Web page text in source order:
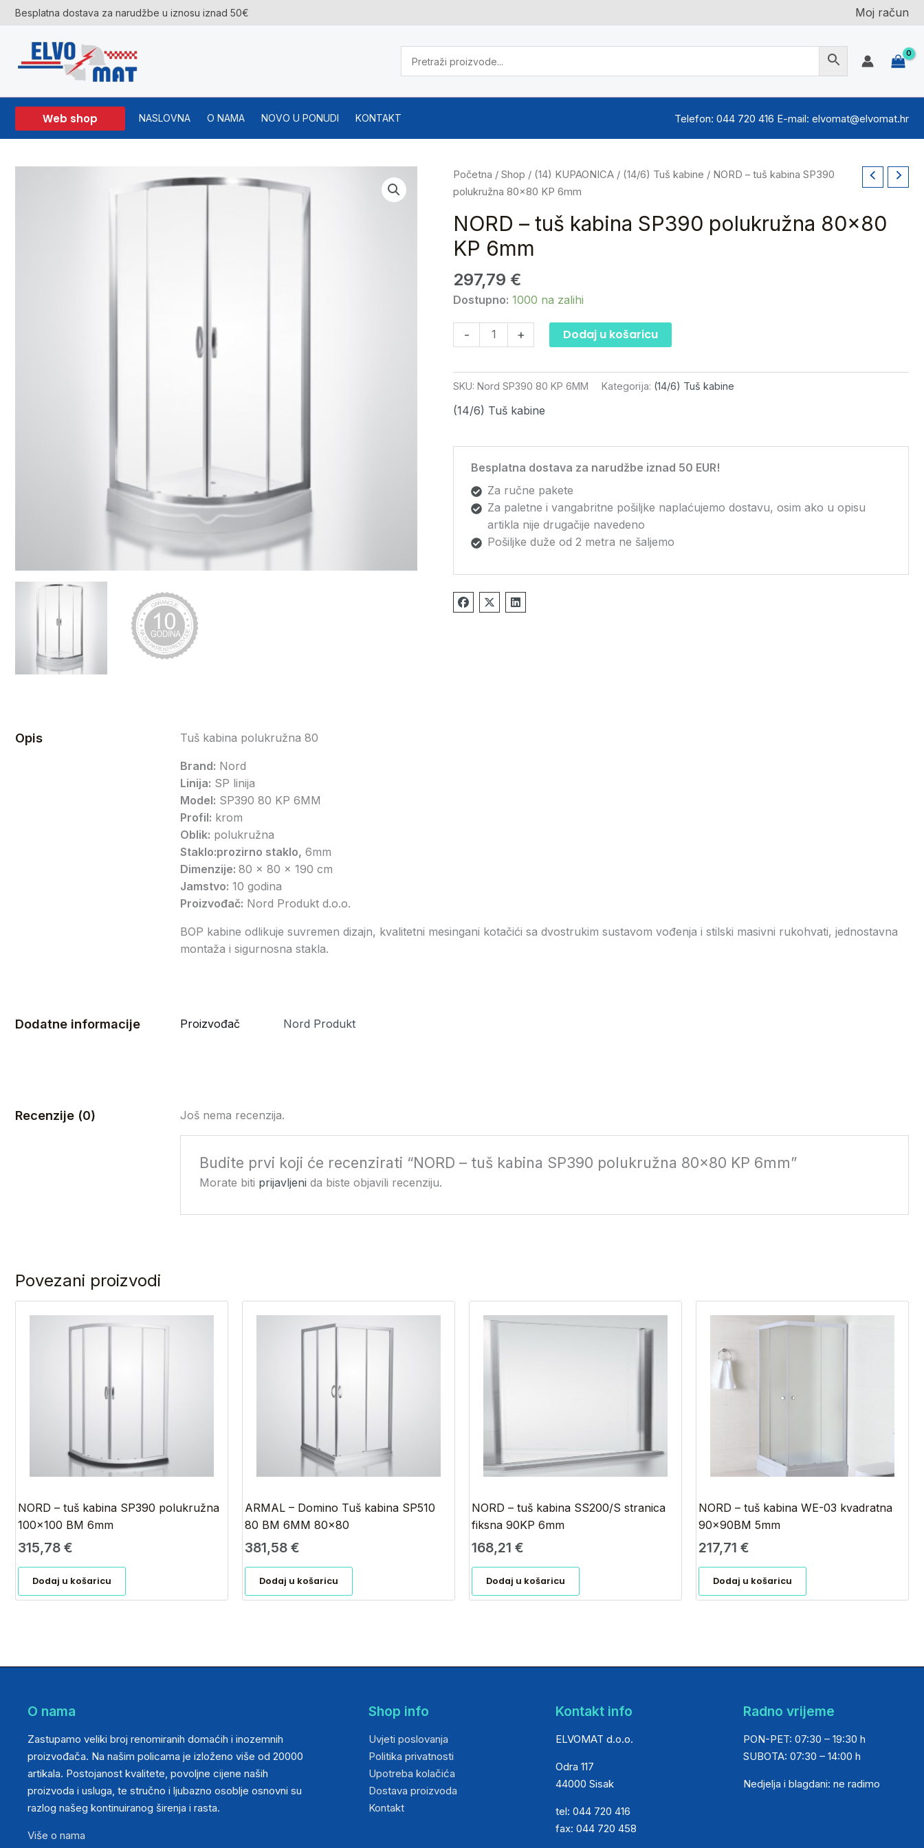
Skip
to
content
Besplatna dostava za narudžbe u iznosu iznad 50€ Moj račun
Web shop NASLOVNA O NAMA NOVO U PONUDI KONTAKT Telefon: 044 720 416 E-mail: elvomat@elvomat.hr
Početna / Shop / (14) KUPAONICA / (14/6) Tuš kabine / NORD – tuš kabina SP390
polukružna 80×80 KP 6mm
NORD – tuš kabina SP390 polukružna 80×80
KP 6mm
297,79 €
Dostupno: 1000 na zalihi
-
NORD
-
kabina
SP390
polukružna
80x80
KP
+ Dodaj u košaricu
SKU: Nord SP390 80 KP 6MM Kategorija: (14/6) Tuš kabine
(14/6) Tuš kabine
Besplatna dostava za narudžbe iznad 50 EUR!
Za ručne pakete
Za paletne i vangabritne pošiljke naplaćujemo dostavu, osim ako u opisu
artikla nije drugačije navedeno
Pošiljke duže od 2 metra ne šaljemo
Opis Tuš kabina polukružna 80
Brand: Nord
Linija: SP linija
Model: SP390 80 KP 6MM
Profil: krom
Oblik: polukružna
Staklo:prozirno staklo, 6mm
Dimenzije: 80 x 80 x 190 cm
Jamstvo: 10 godina
Proizvođač: Nord Produkt d.o.o.
BOP kabine odlikuje suvremen dizajn, kvalitetni mesingani kotačići sa dvostrukim sustavom vođenja i stilski masivni rukohvati, jednostavna
montaža i sigurnosna stakla.
Dodatne informacije Proizvođač Nord Produkt
Recenzije (0) Još nema recenzija.
Budite prvi koji će recenzirati “NORD – tuš kabina SP390 polukružna 80×80 KP 6mm”
Morate biti prijavljeni da biste objavili recenziju.
Povezani proizvodi
NORD – tuš kabina SP390 polukružna
100×100 BM 6mm
315,78€
Dodaj u košaricu
ARMAL – Domino Tuš kabina SP510
80 BM 6MM 80×80
381,58€
Dodaj u košaricu
NORD – tuš kabina SS200/S stranica
fiksna 90KP 6mm
168,21€
Dodaj u košaricu
NORD – tuš kabina WE-03 kvadratna
90x90BM 5mm
217,71€
Dodaj u košaricu
O nama
Zastupamo veliki broj renomiranih domaćih i inozemnih
proizvođača. Na našim policama je izloženo više od 20000
artikala. Postojanost kvalitete, povoljne cijene naših
proizvoda i usluga, te stručno i ljubazno osoblje osnovni su
razlog našeg kontinuiranog širenja i rasta.
Više o nama
Shop info
Uvjeti poslovanja
Politika privatnosti
Upotreba kolačića
Dostava proizvoda
Kontakt
Kontakt info
ELVOMAT d.o.o.
Odra 117
44000 Sisak
tel: 044 720 416
fax: 044 720 458
Radno vrijeme
PON-PET: 07:30 – 19:30 h
SUBOTA: 07:30 – 14:00 h
Nedjelja i blagdani: ne radimo